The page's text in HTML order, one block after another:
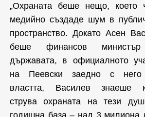
„Охраната беше нещо, което
медийно създаде шум в
пространство. Докато Асен
беше финансов
държавата, в официалното
на Пеевски заедно с
властта, Василев знаеше
струва охраната на тези
годишна база – над 3 милиона